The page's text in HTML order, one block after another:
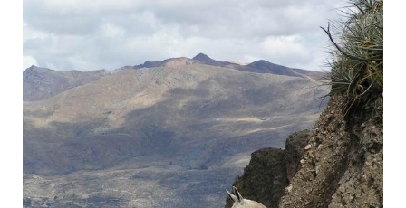
×—×Ž×•×¨ ×Ž×‘×¦×‘×¥, ×˜×¨×§ ×”×•×•×™-×•×•×©, ×¤×¨×•.